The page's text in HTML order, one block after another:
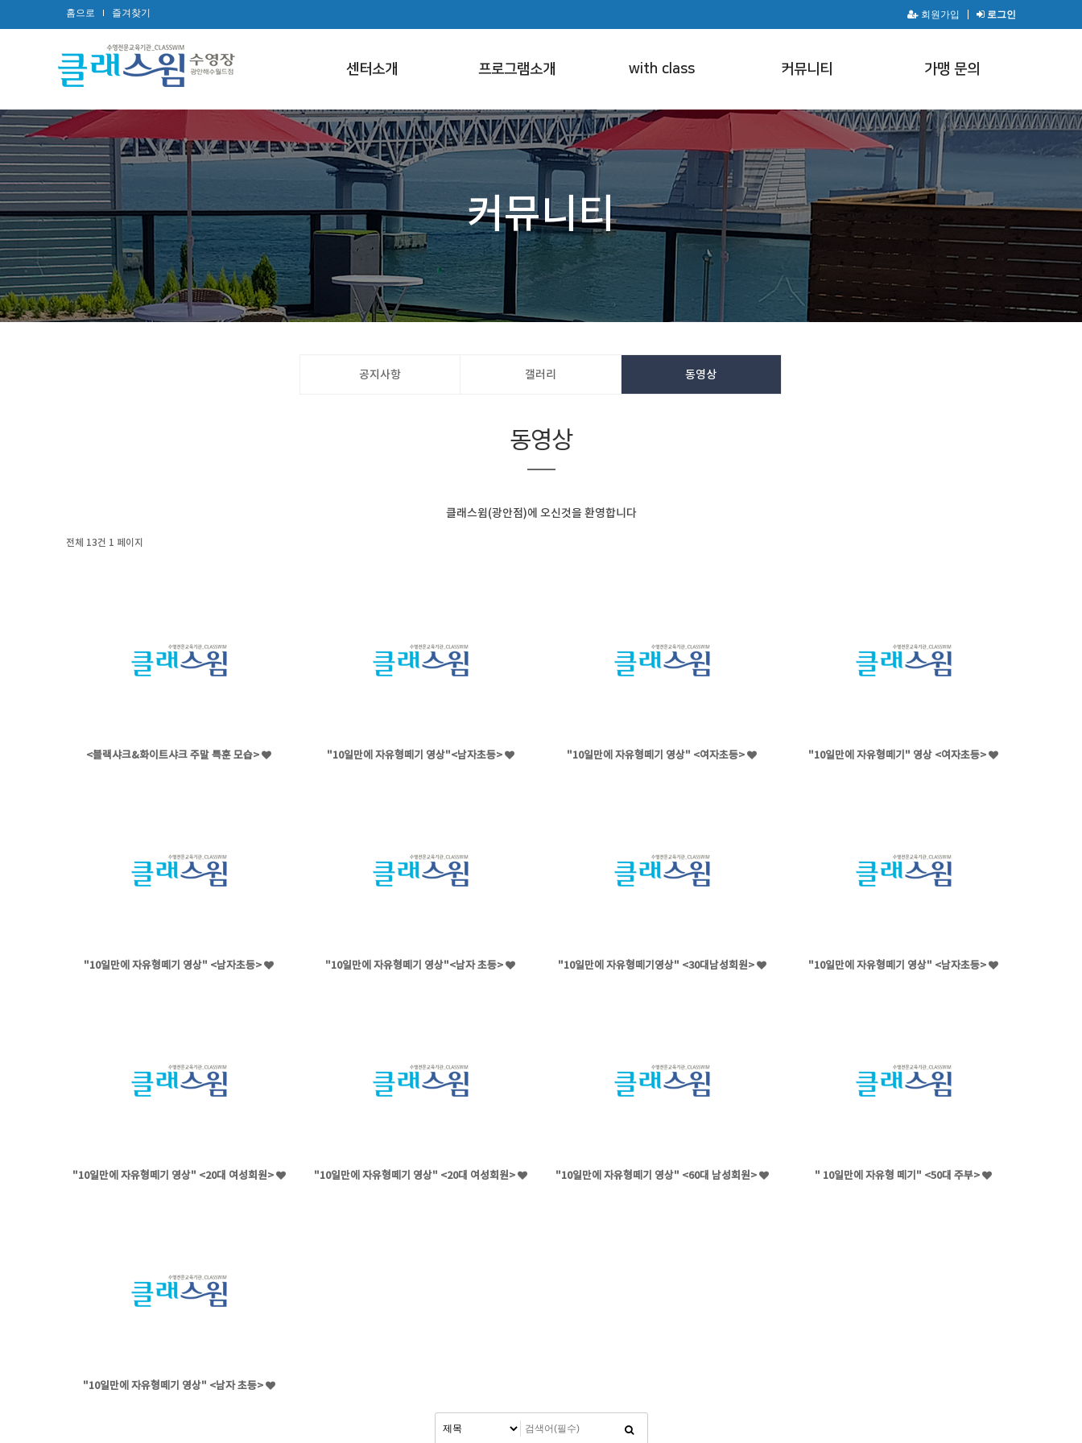
홈으로 즐겨찾기 회원가입 로그인
센터소개 프로그램소개 with class 커뮤니티 가맹 문의
커뮤니티
공지사항 갤러리 동영상
동영상
클래스윔(광안점)에 오신것을 환영합니다
전체 13건 1 페이지
<블랙샤크&화이트샤크 주말 특훈 모습> "10일만에 자유형떼기 영상"<남자초등> "10일만에 자유형떼기 영상" <여자초등> "10일만에 자유형떼기" 영상 <여자초등>
"10일만에 자유형떼기 영상" <남자초등> "10일만에 자유형떼기 영상"<남자 초등> "10일만에 자유형떼기영상" <30대남성회원> "10일만에 자유형떼기 영상" <남자초등>
"10일만에 자유형떼기 영상" <20대 여성회원> "10일만에 자유형떼기 영상" <20대 여성회원> "10일만에 자유형떼기 영상" <60대 남성회원> " 10일만에 자유형 떼기" <50대 주부>
"10일만에 자유형떼기 영상" <남자 초등>